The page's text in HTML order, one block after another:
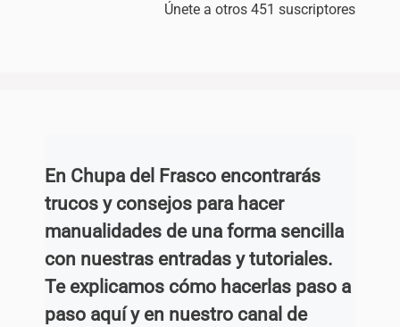
Únete a otros 451 suscriptores
En Chupa del Frasco encontrarás
trucos y consejos para hacer
manualidades de una forma sencilla
con nuestras entradas y tutoriales.
Te explicamos cómo hacerlas paso a
paso aquí y en nuestro canal de